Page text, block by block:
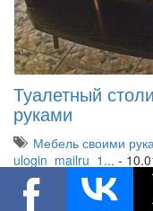
Туалетный
руками
Мебель своими
ulogin_mailru_1... -
0 |